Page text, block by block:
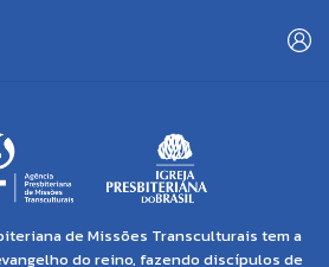
de Missões Transculturais tem a
do reino, fazendo discípulos de